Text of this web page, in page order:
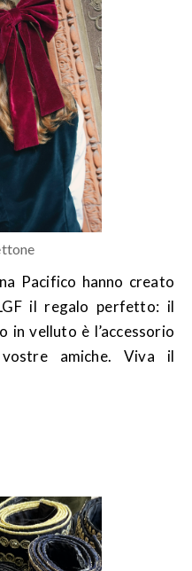
Pacifico hanno creato
il regalo perfetto: il
velluto è l’accessorio
amiche. Viva il